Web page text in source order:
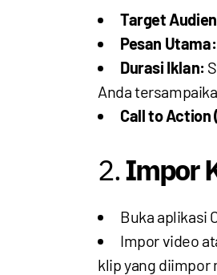
Target
Pesan Utama:
Durasi Iklan:
Anda
Call to Action
2.Impor
Buka aplikasi
Impor video
klip yang diimpor